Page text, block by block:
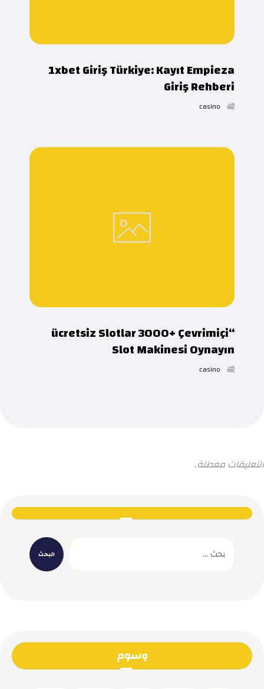
1xbet Giriş Türkiye: Kayıt Empieza
Giriş Rehberi
casino
“ücretsiz Slotlar 3000+ Çevrimiçi
Slot Makinesi Oynayın
casino
التعليقات معطلة.
وسوم